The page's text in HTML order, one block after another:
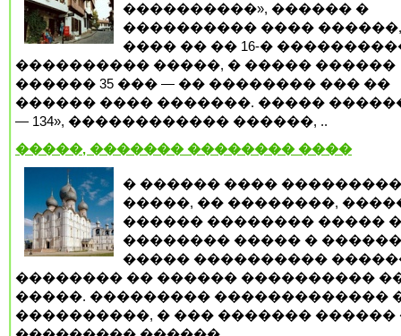
����������», ������ �
���������� ����
���� �� �� 16-�
���������� �����, � ����� ������
������ 35 ��� — �� �������� ��� ��
������ ���� �������. �����
— 134», ������������ ������, ..
�����, ������� �������� ����
� ������ ����
�����, �� ��������,
������ �������� �����
�������� ����� � ������
����� ����������
�������� �� ������ ����������
�����. ��������� �������������
����������, � ��� ������� ������